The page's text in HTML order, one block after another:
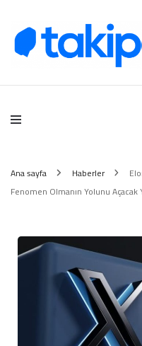
Takipera
Ana sayfa Haberler
Fenomen Olmanın Yolunu